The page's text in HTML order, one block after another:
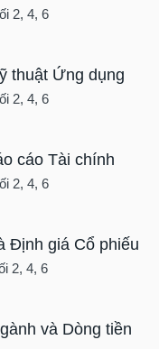
2, 4, 6
thuật Ứng dụng
2, 4, 6
cáo Tài chính
2, 4, 6
Định giá Cổ phiếu
2, 4, 6
và Dòng tiền